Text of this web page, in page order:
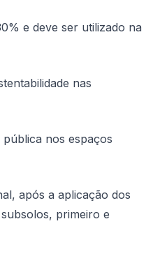
e deve ser utilizado na
nas
nos espaços
após a aplicação dos
primeiro e